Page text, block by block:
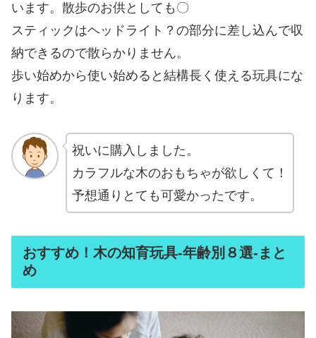
います。散歩のお供としても〇
スティックはヘッドライト？の部分に差し込んで収
納できるので散らかりません。
歩い始めから使い始めると結構長く使える玩具にな
ります。
祝いに購入しました。
カラフルな木のおもちゃが欲しくて！
予想通りとても可愛かったです。
おすすめ！木の知育玩具‐年齢別８選‐まと
め